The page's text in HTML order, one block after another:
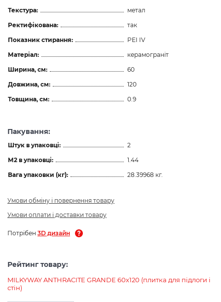
Текстура:
метал
Ректифікована:
так
Показник стирання:
PEI IV
Матеріал:
керамограніт
Ширина, см:
60
Довжина, см:
120
Товщина, см:
0.9
Пакування:
Штук в упаковці:
2
М2 в упаковці:
1.44
Вага упаковки (кг):
28.39968 кг.
Умови обміну і повернення товару
Умови оплати і доставки товару
Потрібен 3D дизайн
Рейтинг товару:
MILKYWAY ANTHRACITE GRANDE 60х120 (плитка для підлоги і
стін)